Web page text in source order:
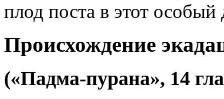
плод поста в этот особый
Происхождение
(«Падма-пурана», 14